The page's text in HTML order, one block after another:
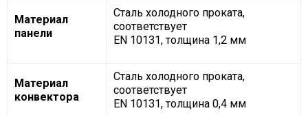
Материал
панели
Сталь холодного проката,
соответствует
EN 10131, толщина 1,2 мм
Материал
конвектора
Сталь холодного проката,
соответствует
EN 10131, толщина 0,4 мм